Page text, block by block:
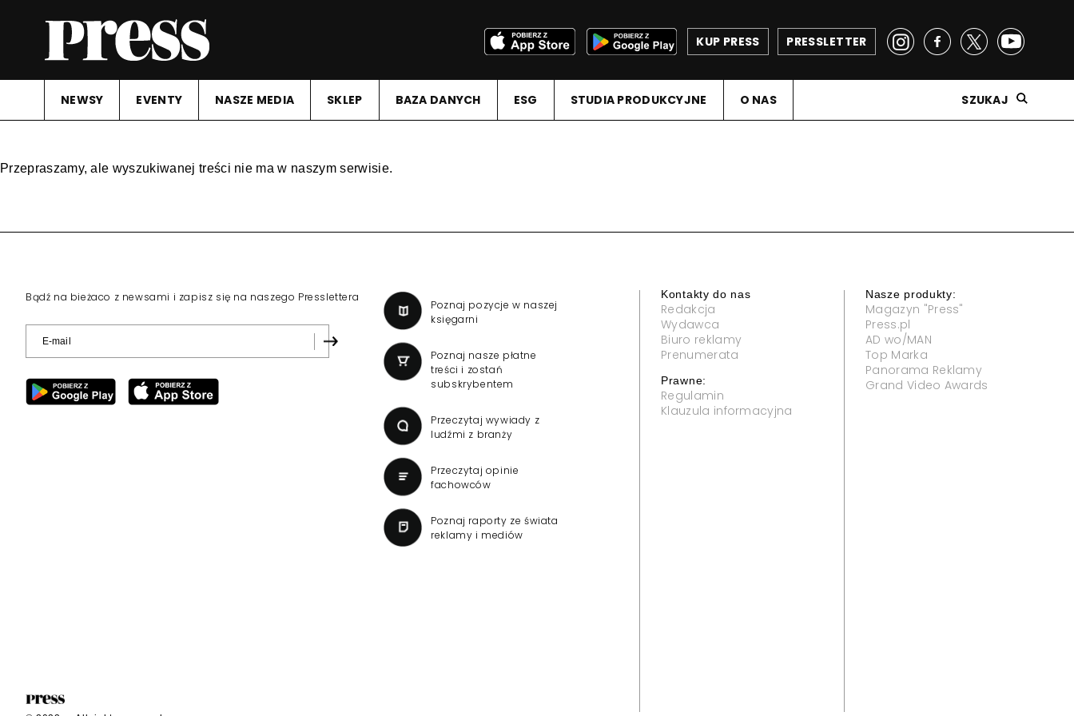
PRESSLETTER
KUP PRESS
NEWSY EVENTY NASZE MEDIA SKLEP BAZA DANYCH ESG STUDIA PRODUKCYJNE O NAS SZUKAJ
Przepraszamy, ale wyszukiwanej treści nie ma w naszym serwisie.
Bądź na bieżaco z newsami i zapisz się na naszego Presslettera
Poznaj pozycje w naszej
księgarni
Poznaj nasze płatne
treści i zostań
subskrybentem
Przeczytaj wywiady z
ludźmi z branży
Przeczytaj opinie
fachowców
Poznaj raporty ze świata
reklamy i mediów
Kontakty do nas
Redakcja
Wydawca
Biuro reklamy
Prenumerata
Prawne:
Regulamin
Klauzula informacyjna
Nasze produkty:
Magazyn "Press"
Press.pl
AD wo/MAN
Top Marka
Panorama Reklamy
Grand Video Awards